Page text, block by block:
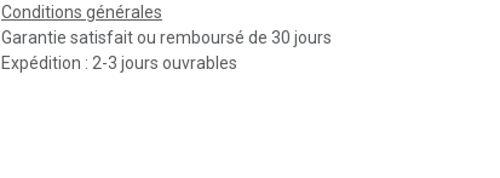
Conditions générales
Garantie satisfait ou remboursé de 30 jours
Expédition : 2-3 jours ouvrables